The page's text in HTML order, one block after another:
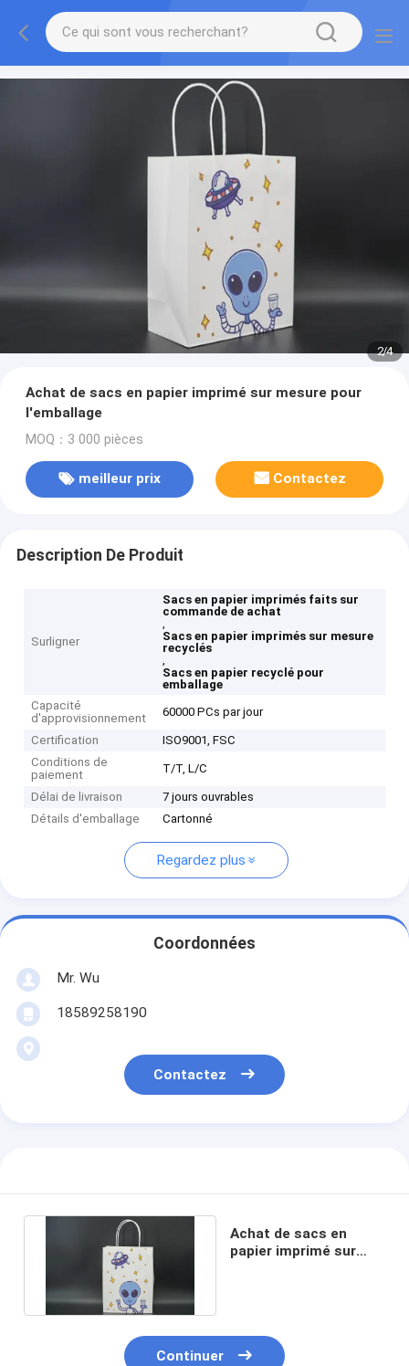
2/4
Achat de sacs en papier imprimé sur mesure pour
l'emballage
MOQ：3 000 pièces
meilleur prix Contactez
Description De Produit
Surligner
Sacs en papier imprimés faits sur
commande de achat
,
Sacs en papier imprimés sur mesure
recyclés
,
Sacs en papier recyclé pour
emballage
Capacité
d'approvisionnement
60000 PCs par jour
Certification
ISO9001, FSC
Conditions de
paiement
T/T, L/C
Délai de livraison
7 jours ouvrables
Détails d'emballage
Cartonné
Regardez plus
Coordonnées
Mr. Wu
18589258190
Contactez
Achat de sacs en
papier imprimé sur
Continuer